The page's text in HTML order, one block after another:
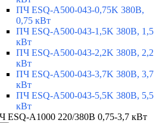
ПЧ ESQ-A500-043-0,75K 380В,
0,75 кВт
ПЧ ESQ-A500-043-1,5K 380В, 1,5
кВт
ПЧ ESQ-A500-043-2,2K 380В, 2,2
кВт
ПЧ ESQ-A500-043-3,7K 380В, 3,7
кВт
ПЧ ESQ-A500-043-5,5K 380В, 5,5
кВт
ESQ-A1000 220/380В 0,75-3,7 кВт